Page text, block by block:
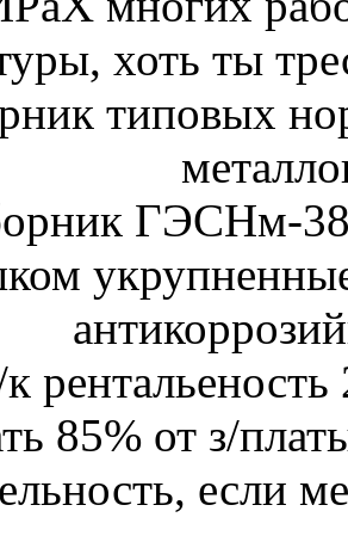
хоть ты
типовых
ГЭСНм-
85% от з/
если